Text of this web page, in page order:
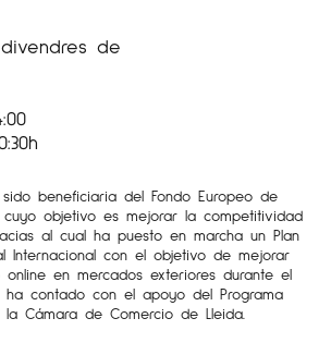
de
beneficiaria del Fondo Europeo de
cuyo objetivo es mejorar la competitividad
al cual ha puesto en marcha un Plan
Internacional con el objetivo de mejorar
online en mercados exteriores durante el
ha contado con el apoyo del Programa
la Cámara de Comercio de Lleida.